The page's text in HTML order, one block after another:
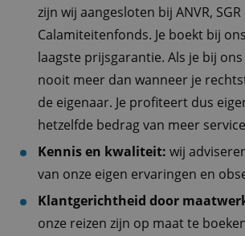
zijn wij aangesloten bij ANVR,
Calamiteitenfonds. Je boekt bij
laagste prijsgarantie. Als je bij
nooit meer dan wanneer je
de eigenaar. Je profiteert dus
hetzelfde bedrag van meer
Kennis en kwaliteit: wij
van onze eigen ervaringen en
Klantgerichtheid door
onze reizen zijn op maat te